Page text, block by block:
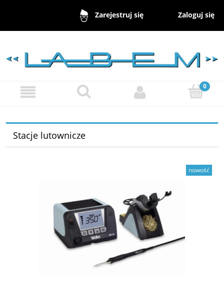
Zarejestruj się Zaloguj się
Stacje lutownicze
nowość